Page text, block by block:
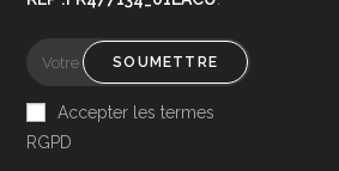
SOUMETTRE
Accepter les termes
RGPD